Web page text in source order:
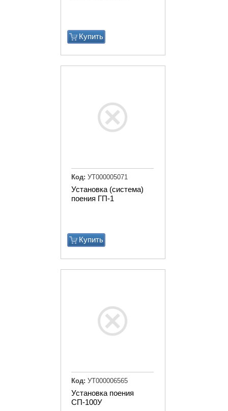
Купить
Установка (система)
поения ГП-1
Купить
Код: УТ000005071
Установка поения
СП-100У
Код: УТ000006565